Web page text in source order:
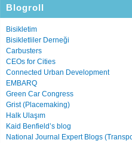
Blogroll
Bisikletim
Bisikletliler Derneği
Carbusters
CEOs for Cities
Connected Urban Development
EMBARQ
Green Car Congress
Grist (Placemaking)
Halk Ulaşım
Kaid Benfield’s blog
National Journal Expert Blogs